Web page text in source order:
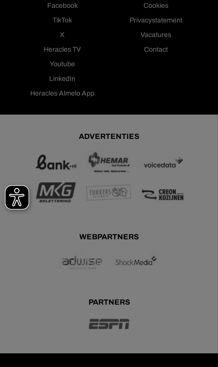
Facebook
TikTok
X
Heracles TV
Youtube
LinkedIn
Heracles Almelo App
Cookies
Privacystatement
Vacatures
Contact
ADVERTENTIES
WEBPARTNERS
PARTNERS